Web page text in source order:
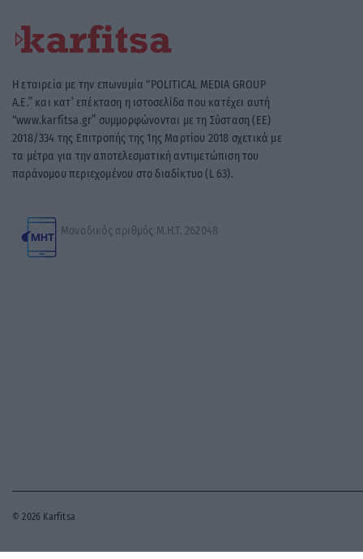
Η εταιρεία με την επωνυμία “POLITICAL MEDIA GROUP
A.E.” και κατ’ επέκταση η ιστοσελίδα που κατέχει αυτή
“www.karfitsa.gr” συμμορφώνονται με τη Σύσταση (ΕΕ)
2018/334 της Επιτροπής της 1ης Μαρτίου 2018 σχετικά με
τα μέτρα για την αποτελεσματική αντιμετώπιση του
παράνομου περιεχομένου στο διαδίκτυο (L 63).
Μοναδικός αριθμός Μ.Η.Τ. 262048
© 2026 Karfitsa